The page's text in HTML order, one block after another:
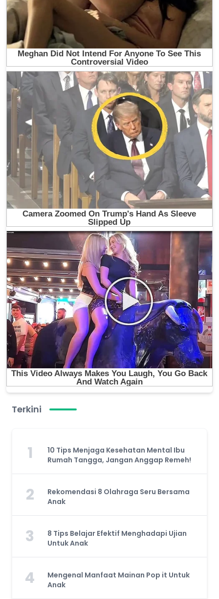
Terkini
1
10 Tips Menjaga Kesehatan Mental Ibu
Rumah Tangga, Jangan Anggap Remeh!
2
Rekomendasi 8 Olahraga Seru Bersama
Anak
3
8 Tips Belajar Efektif Menghadapi Ujian
Untuk Anak
4
Mengenal Manfaat Mainan Pop it Untuk
Anak